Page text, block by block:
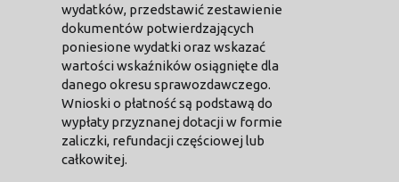
wydatków, przedstawić zestawienie
dokumentów potwierdzających
poniesione wydatki oraz wskazać
wartości wskaźników osiągnięte dla
danego okresu sprawozdawczego.
Wnioski o płatność są podstawą do
wypłaty przyznanej dotacji w formie
zaliczki, refundacji częściowej lub
całkowitej.